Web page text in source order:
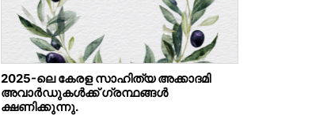
2025-ലെ കേരള സാഹിത്യ അക്കാദമി
അവാർഡുകൾക്ക് ഗ്രന്ഥങ്ങൾ
ക്ഷണിക്കുന്നു.